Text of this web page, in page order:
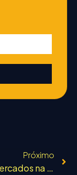
Próximo
Supermercados na Nova Zelândia